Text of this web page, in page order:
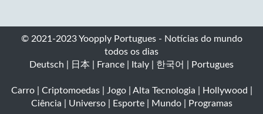
© 2021-2023 Yoopply Portugues - Notícias do mundo
todos os dias
Deutsch
日本 France Italy 한국어 Portugues
Carro| Criptomoedas| Jogo| Alta Tecnologia Hollywood
Ciência
Universo| Esporte| Mundo| Programas